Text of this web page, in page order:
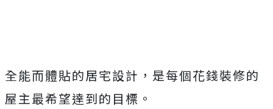
全能而體貼的居宅設計，是每個花錢裝修的
屋主最希望達到的目標。